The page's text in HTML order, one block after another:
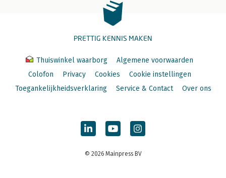
PRETTIG KENNIS MAKEN
Thuiswinkel waarborg
Algemene voorwaarden
Colofon
Privacy Cookies
Cookie instellingen
Toegankelijkheidsverklaring
Service & Contact Over ons
© 2026 Mainpress BV